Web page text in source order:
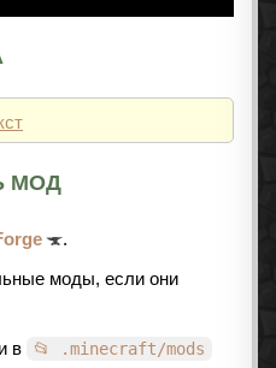
МОД
.
моды, если они
в
📂 .minecraft/mods